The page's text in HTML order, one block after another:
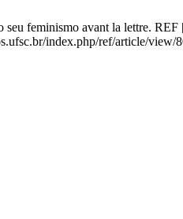
feminismo avant la lettre.
index.php/ref/article/view/